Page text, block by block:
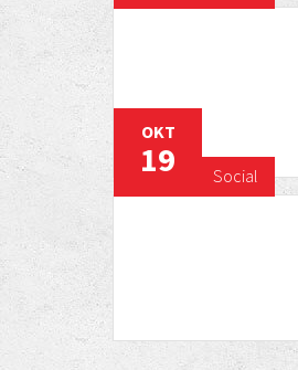
Social
OKT
19